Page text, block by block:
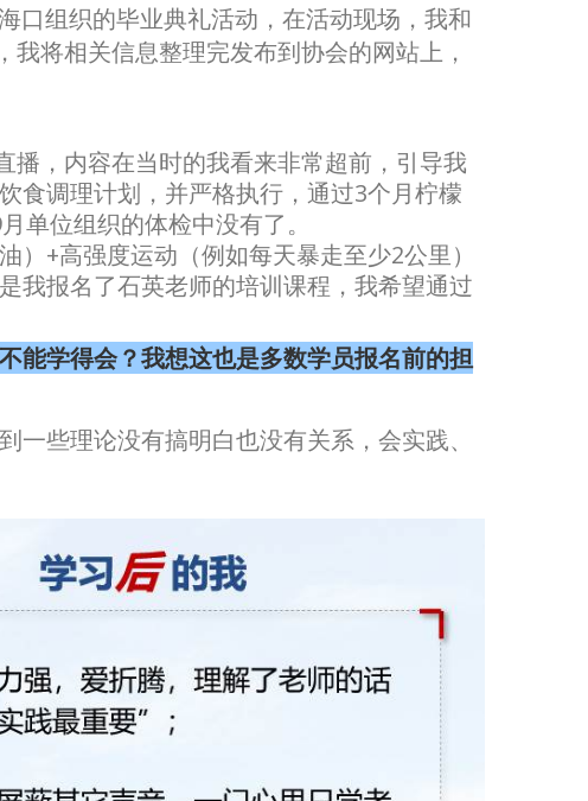
口组织的毕业典礼活动，在活动现场，我和
将相关信息整理完发布到协会的网站上，
播，内容在当时的我看来非常超前，引导我
食调理计划，并严格执行，通过3个月柠檬
单位组织的体检中没有了。
+高强度运动（例如每天暴走至少2公里）
我报名了石英老师的培训课程，我希望通过
能学得会？我想这也是多数学员报名前的担
些理论没有搞明白也没有关系，会实践、